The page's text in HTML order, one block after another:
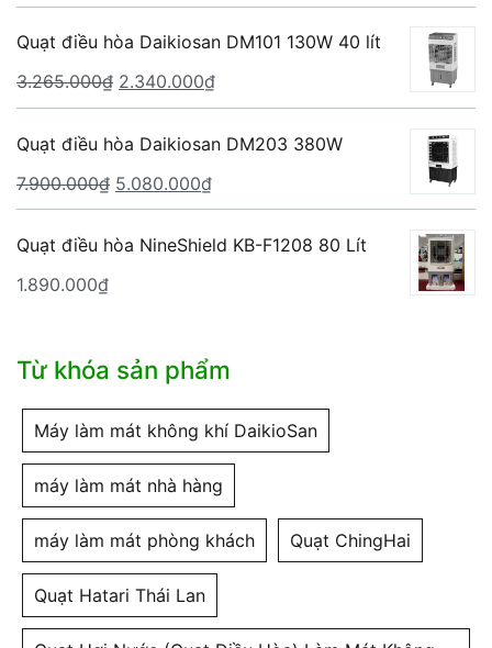
gốc
là:
6.560.000₫.
hiện
tại
là:
4.760.000₫.
Quạt điều hòa Daikiosan DM101 130W 40 lít
3.265.000₫ Giá
gốc
là:
3.265.000₫.
2.340.000₫Giá
hiện
tại
2.340.000₫.
Quạt điều hòa Daikiosan DM203 380W
7.900.000₫ Giá
gốc
là:
5.080.000₫Giá
hiện
tại
Quạt điều hòa NineShield KB-F1208 80 Lít
1.890.000₫
Từ khóa sản phẩm
Máy làm mát không khí DaikioSan
máy làm mát nhà hàng
máy làm mát phòng khách Quạt ChingHai
Quạt Hatari Thái Lan